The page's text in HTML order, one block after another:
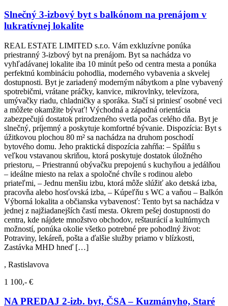
Slnečný 3-izbový byt s balkónom na prenájom v
lukratívnej lokalite
REAL ESTATE LIMITED s.r.o. Vám exkluzívne ponúka
priestranný 3-izbový byt na prenájom. Byt sa nachádza vo
vyhľadávanej lokalite iba 10 minút pešo od centra mesta a ponúka
perfektnú kombináciu pohodlia, moderného vybavenia a skvelej
dostupnosti. Byt je zariadený moderným nábytkom a plne vybavený
spotrebičmi, vrátane práčky, kanvice, mikrovlnky, televízora,
umývačky riadu, chladničky a sporáka. Stačí si priniesť osobné veci
a môžete okamžite bývať! Východná a západná orientácia
zabezpečujú dostatok prirodzeného svetla počas celého dňa. Byt je
slnečný, príjemný a poskytuje komfortné bývanie. Dispozícia: Byt s
úžitkovou plochou 80 m² sa nachádza na druhom poschodí
bytového domu. Jeho praktická dispozícia zahŕňa: – Spálňu s
veľkou vstavanou skriňou, ktorá poskytuje dostatok úložného
priestoru, – Priestrannú obývačku prepojenú s kuchyňou a jedálňou
– ideálne miesto na relax a spoločné chvíle s rodinou alebo
priateľmi, – Jednu menšiu izbu, ktorá môže slúžiť ako detská izba,
pracovňa alebo hosťovská izba, – Kúpeľňu s WC a vaňou – Balkón
Výborná lokalita a občianska vybavenosť: Tento byt sa nachádza v
jednej z najžiadanejších častí mesta. Okrem pešej dostupnosti do
centra, kde nájdete množstvo obchodov, reštaurácií a kultúrnych
možností, ponúka okolie všetko potrebné pre pohodlný život:
Potraviny, lekáreň, pošta a ďalšie služby priamo v blízkosti,
Zastávka MHD hneď […]
, Rastislavova
1 100,- €
NA PREDAJ 2-izb. byt, ČSA – Kuzmányho, Staré